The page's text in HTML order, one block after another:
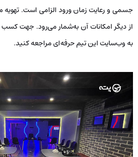
جسمی و رعایت زمان ورود الزامی است. تهویه
از دیگر امکانات آن به‌شمار می‌رود. جهت
به وب‌سایت این تیم حرفه‌ای مراجعه کنید.